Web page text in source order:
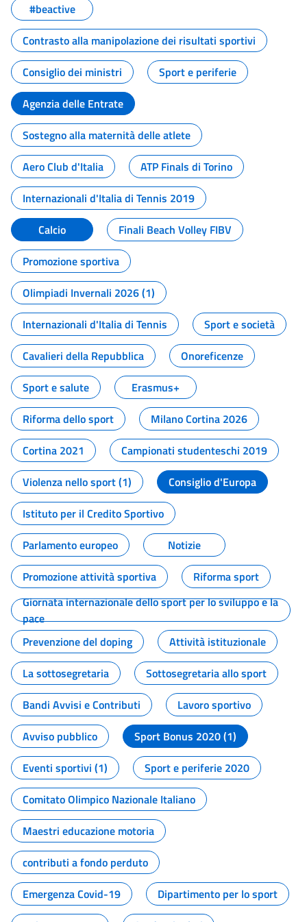
#beactive
Contrasto alla manipolazione dei risultati sportivi
Consiglio dei ministri
Sport e periferie
Agenzia delle Entrate
Sostegno alla maternità delle atlete
Aero Club d'Italia
ATP Finals di Torino
Internazionali d'Italia di Tennis 2019
Calcio
Finali Beach Volley FIBV
Promozione sportiva
Olimpiadi Invernali 2026 (1)
Internazionali d'Italia di Tennis
Sport e società
Cavalieri della Repubblica
Onoreficenze
Sport e salute
Erasmus+
Riforma dello sport
Milano Cortina 2026
Cortina 2021
Campionati studenteschi 2019
Violenza nello sport (1)
Consiglio d'Europa
Istituto per il Credito Sportivo
Parlamento europeo
Notizie
Promozione attività sportiva
Riforma sport
Giornata internazionale dello sport per lo sviluppo e la
pace
Prevenzione del doping
Attività istituzionale
La sottosegretaria
Sottosegretaria allo sport
Bandi Avvisi e Contributi
Lavoro sportivo
Avviso pubblico
Sport Bonus 2020 (1)
Eventi sportivi (1)
Sport e periferie 2020
Comitato Olimpico Nazionale Italiano
Maestri educazione motoria
contributi a fondo perduto
Emergenza Covid-19
Dipartimento per lo sport